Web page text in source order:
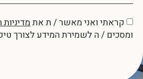
קראתי ואני מאשר / ת את
ומסכים / ה לשמירת המידע לצורך